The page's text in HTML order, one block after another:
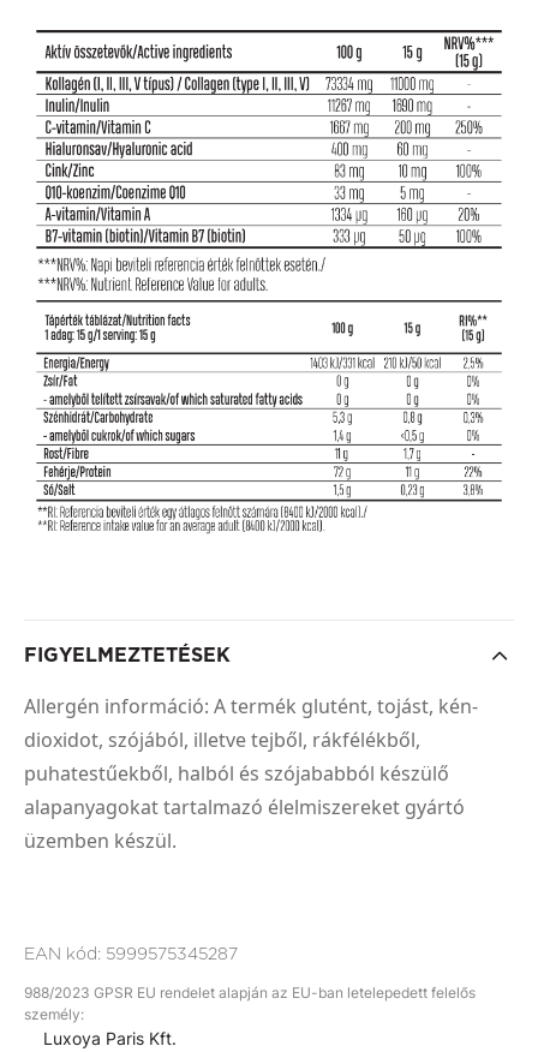
FIGYELMEZTETÉSEK
Allergén információ: A termék glutént, tojást, kén-
dioxidot, szójából, illetve tejből, rákfélékből,
puhatestűekből, halból és szójababból készülő
alapanyagokat tartalmazó élelmiszereket gyártó
üzemben készül.
EAN kód: 5999575345287
988/2023 GPSR EU rendelet alapján az EU-ban letelepedett felelős
személy:
Luxoya Paris Kft.